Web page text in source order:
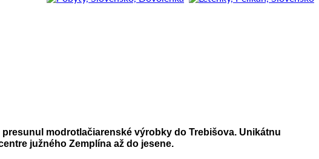
modrotlačiarenské výrobky do Trebišova. Unikátnu
južného Zemplína až do jesene.